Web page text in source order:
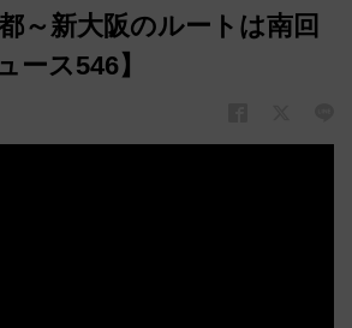
～新大阪のルートは南回
ース546】